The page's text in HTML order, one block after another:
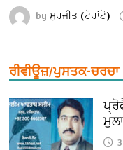
byਸੁਰਜੀਤ (ਟੋਰਾਂਟੋ)
ਰੀਵੀਊਜ਼/ਪੁਸਤਕ-ਚਰਚਾ